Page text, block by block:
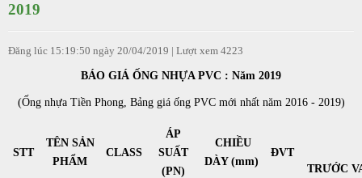
2019
Đăng lúc 15:19:50 ngày 20/04/2019 | Lượt xem 4223
BÁO GIÁ ỐNG NHỰA PVC : Năm 2019
(Ống nhựa Tiền Phong, Bảng giá ống PVC mới nhất năm 2016 - 2019)
STT
TÊN SẢN
PHẨM
CLASS
ÁP
SUẤT
(PN)
CHIỀU
DÀY (mm)
ĐVT
TRƯỚC